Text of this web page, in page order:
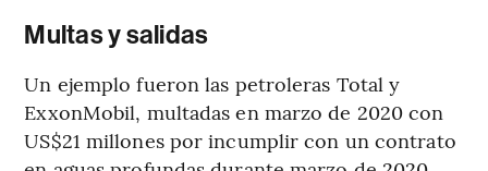
Multas y salidas
Un ejemplo fueron las petroleras Total y
ExxonMobil, multadas en marzo de 2020 con
US$21 millones por incumplir con un contrato